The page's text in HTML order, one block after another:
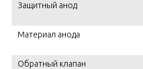
Защитный анод
Материал анода
Обратный клапан